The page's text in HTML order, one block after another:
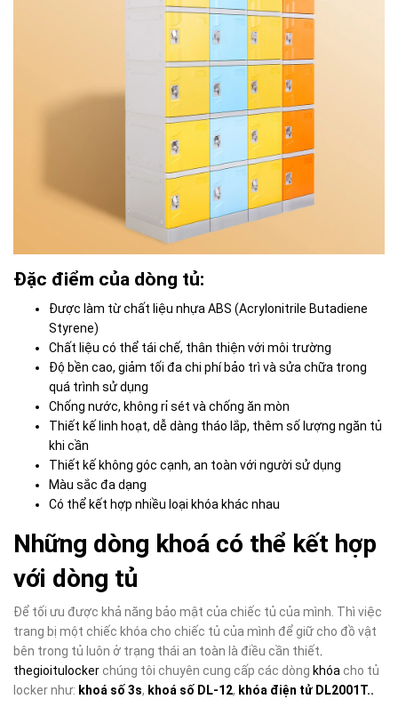
Đặc điểm của dòng tủ:
Được làm từ chất liệu nhựa ABS (Acrylonitrile Butadiene
Styrene)
Chất liệu có thể tái chế, thân thiện với môi trường
Độ bền cao, giảm tối đa chi phí bảo trì và sửa chữa trong
quá trình sử dụng
Chống nước, không rỉ sét và chống ăn mòn
Thiết kế linh hoạt, dễ dàng tháo lắp, thêm số lượng ngăn tủ
khi cần
Thiết kế không góc cạnh, an toàn với người sử dụng
Màu sắc đa dạng
Có thể kết hợp nhiều loại khóa khác nhau
Những dòng khoá có thể kết hợp
với dòng tủ
Để tối ưu được khả năng bảo mật của chiếc tủ của mình. Thì việc
trang bị một chiếc khóa cho chiếc tủ của mình để giữ cho đồ vật
bên trong tủ luôn ở trạng thái an toàn là điều cần thiết
thegioitulocker chúng tôi chuyên cung cấp các dòng khóa cho tủ
locker như: khoá số 3s, khoá số DL-12, khóa điện tử DL2001T..